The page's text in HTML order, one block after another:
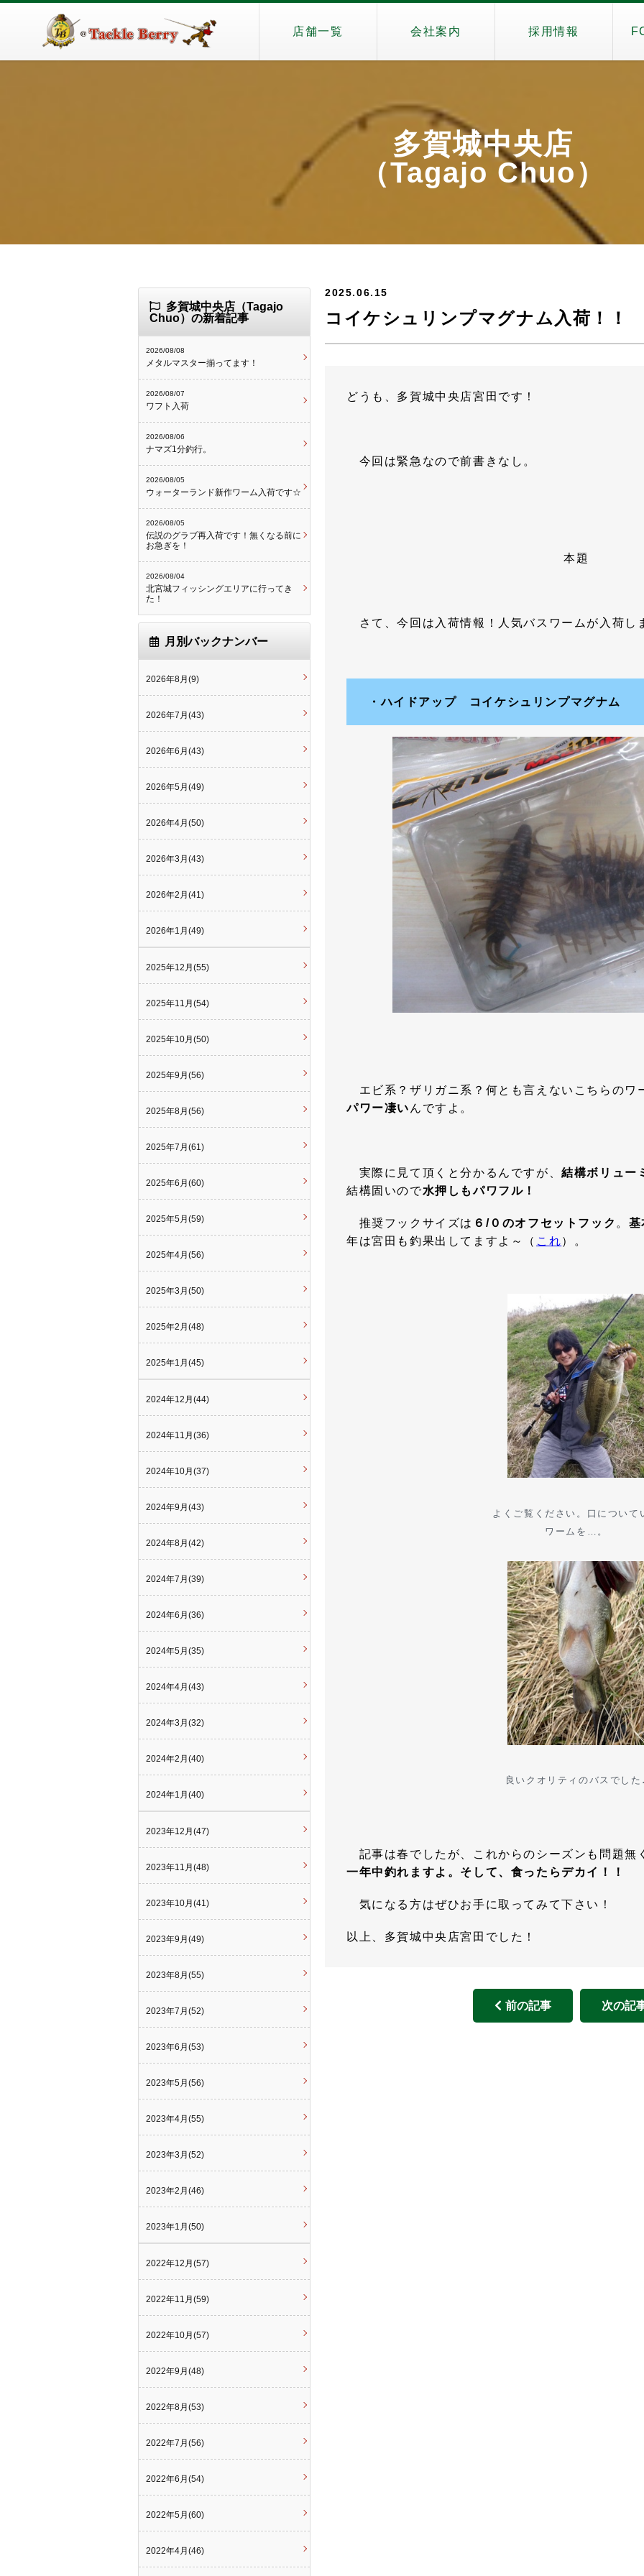
店舗一覧 会社案内 採用情報
多賀城中央店
（Tagajo Chuo）
2025.06.15
コイケシュリンプマグナム入荷！！
どうも、多賀城中央店宮田です！
今回は緊急なので前書きなし。
本題
さて、今回は入荷情報！人気バスワームが入荷し
・ハイドアップ コイケシュリンプマグナム
エビ系？ザリガニ系？何とも言えないこちらのワ
パワー凄い んですよ。
実際に見て頂くと分かるんですが、結構ボリュー
結構固いので水押しもパワフル！
推奨フックサイズは ６/０のオフセットフック 。 基
年は宮田も釣果出してますよ～（ これ）。
よくご覧ください。口について
ワームを…。
良いクオリティのバスでした
記事は春でしたが、これからのシーズンも問題無
一年中釣れますよ。そして、食ったらデカイ！！
気になる方はぜひお手に取ってみて下さい！
以上、多賀城中央店宮田でした！
前の記事 次の記
多賀城中央店（Tagajo
Chuo）の新着記事
2026/08/08
メタルマスター揃ってます！
2026/08/07
ワフト入荷
2026/08/06
ナマズ1分釣行。
2026/08/05
ウォーターランド新作ワーム入荷です☆
2026/08/05
伝説のグラブ再入荷です！無くなる前に
お急ぎを！
2026/08/04
北宮城フィッシングエリアに行ってき
た！
月別バックナンバー
2026年8月(9)
2026年7月(43)
2026年6月(43)
2026年5月(49)
2026年4月(50)
2026年3月(43)
2026年2月(41)
2026年1月(49)
2025年12月(55)
2025年11月(54)
2025年10月(50)
2025年9月(56)
2025年8月(56)
2025年7月(61)
2025年6月(60)
2025年5月(59)
2025年4月(56)
2025年3月(50)
2025年2月(48)
2025年1月(45)
2024年12月(44)
2024年11月(36)
2024年10月(37)
2024年9月(43)
2024年8月(42)
2024年7月(39)
2024年6月(36)
2024年5月(35)
2024年4月(43)
2024年3月(32)
2024年2月(40)
2024年1月(40)
2023年12月(47)
2023年11月(48)
2023年10月(41)
2023年9月(49)
2023年8月(55)
2023年7月(52)
2023年6月(53)
2023年5月(56)
2023年4月(55)
2023年3月(52)
2023年2月(46)
2023年1月(50)
2022年12月(57)
2022年11月(59)
2022年10月(57)
2022年9月(48)
2022年8月(53)
2022年7月(56)
2022年6月(54)
2022年5月(60)
2022年4月(46)